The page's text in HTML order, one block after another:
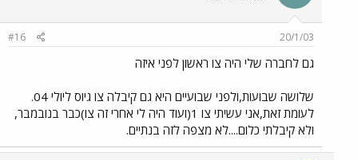
20/1/03
#16
גם לחברה שלי היה צו ראשון לפני איזה
שלושה שבועות,ולפני שבועיים היא גם קיבלה צו גיוס ליולי 04.
לעומת זאת,אני עשיתי צו 1(ועוד היה לי אחרי זה צו)כבר בנובמבר,
ולא קיבלתי כלום....לא מצפה לזה בנתיים.